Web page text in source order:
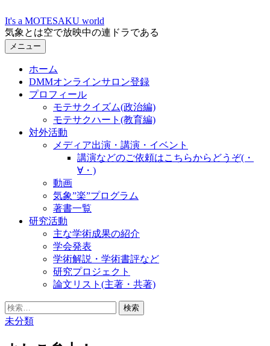
ン
テ
ン
It's a MOTESAKU world
気象とは空で放映中の連ドラである
メニュー
ホーム
DMMオンラインサロン登録
プロフィール
モテサクイズム(政治編)
モテサクハート(教育編)
対外活動
メディア出演・講演・イベント
講演などのご依頼はこちらからどうぞ(・
∀・)
動画
気象”楽”プログラム
著書一覧
研究活動
主な学術成果の紹介
学会発表
学術解説・学術書評など
研究プロジェクト
論文リスト(主著・共著)
検
索:
未分類